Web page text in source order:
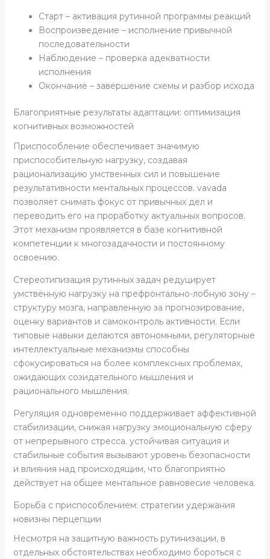
Старт – активация рутинной программы реакций
Воспроизведение – исполнение привычной
последовательности
Наблюдение – проверка адекватности
исполнения
Окончание – завершение схемы и разбор исхода
Благоприятные результаты адаптации: оптимизация
когнитивных возможностей
Приспособление обеспечивает значимую
приспособительную нагрузку, создавая
рационализацию умственных сил и повышение
результативности ментальных процессов. vavada
позволяет снимать фокус от привычных дел и
переводить его на проработку актуальных вопросов.
Этот механизм проявляется в базе когнитивной
компетенции к многозадачности и постоянному
освоению.
Стереотипизация рутинных задач редуцирует
умственную нагрузку на префронтально-лобную зону –
структуру мозга, направленную за прогнозирование,
оценку вариантов и самоконтроль активности. Если
типовые навыки делаются автономными, регуляторные
интеллектуальные механизмы способны
сфокусироваться на более комплексных проблемах,
ожидающих созидательного мышления и
рационального мышления.
Регуляция одновременно поддерживает аффективной
стабилизации, снижая нагрузку эмоциональную сферу
от непрерывного стресса. устойчивая ситуация и
стабильные события вызывают уровень безопасности
и влияния над происходящим, что благоприятно
действует на общее ментальное равновесие человека.
Борьба с приспособлением: стратегии удержания
новизны перцепции
Несмотря на защитную важность рутинизации, в
отдельных обстоятельствах необходимо бороться с